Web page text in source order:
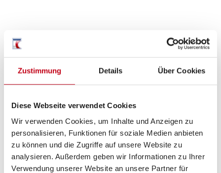
Zustimmung Details Über Cookies
Diese Webseite verwendet Cookies
Wir verwenden Cookies, um Inhalte und Anzeigen zu
personalisieren, Funktionen für soziale Medien anbieten
zu können und die Zugriffe auf unsere Website zu
analysieren. Außerdem geben wir Informationen zu Ihrer
Verwendung unserer Website an unsere Partner für
Grundrissbeschreibung
ab 2 Schlafplätze
Schlafplätze 2